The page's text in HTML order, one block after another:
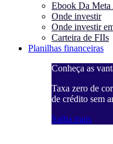
Ebook Da
Onde investir
Onde investir
Carteira de FIIs
Planilhas financeiras
Conheça as
Taxa zero de
de crédito sem
Saiba mais